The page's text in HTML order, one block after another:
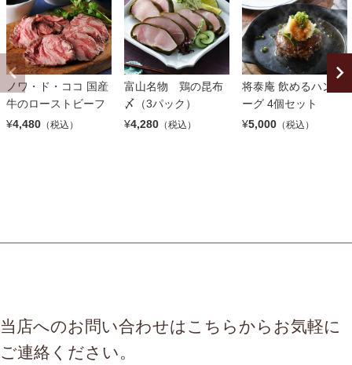
ノワ・ド・ココ 国産
牛のローストビーフ
¥4,480 （税込）
富山名物 鶏の昆布
〆（3パック）
¥4,280 （税込）
将泰庵 飲めるハンバ
ーグ 4個セット
¥5,000 （税込）
当店へのお問い合わせはこちらからお気軽に
ご連絡ください。